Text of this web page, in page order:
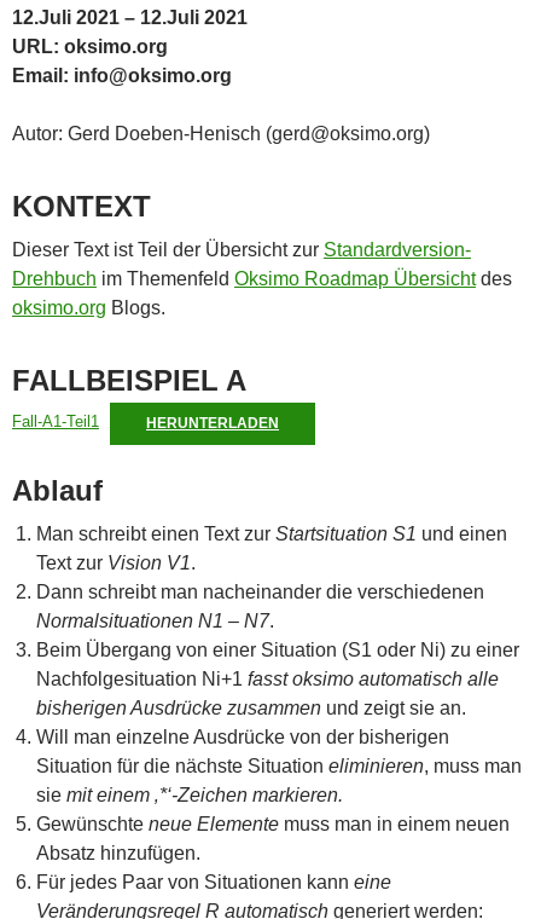
12.Juli 2021 – 12.Juli 2021
URL: oksimo.org
Email: info@oksimo.org
Autor: Gerd Doeben-Henisch (gerd@oksimo.org)
KONTEXT
Dieser Text ist Teil der Übersicht zur Standardversion-
Drehbuch im Themenfeld Oksimo Roadmap Übersichtdes
oksimo.org Blogs.
FALLBEISPIEL A
Fall-A1-Teil1 HERUNTERLADEN
Ablauf
Man schreibt einen Text zur Startsituation S1 und einen
Text zur Vision V1.
Dann schreibt man nacheinander die verschiedenen
Normalsituationen N1 – N7.
Beim Übergang von einer Situation (S1 oder Ni) zu einer
Nachfolgesituation Ni+1 fasst oksimo automatisch alle
bisherigen Ausdrücke zusammen und zeigt sie an.
Will man einzelne Ausdrücke von der bisherigen
Situation für die nächste Situation eliminieren, muss man
sie mit einem ‚*‘-Zeichen markieren.
Gewünschte neue Elemente muss man in einem neuen
Absatz hinzufügen.
Für jedes Paar von Situationen kann eine
Veränderungsregel R automatisch generiert werden: